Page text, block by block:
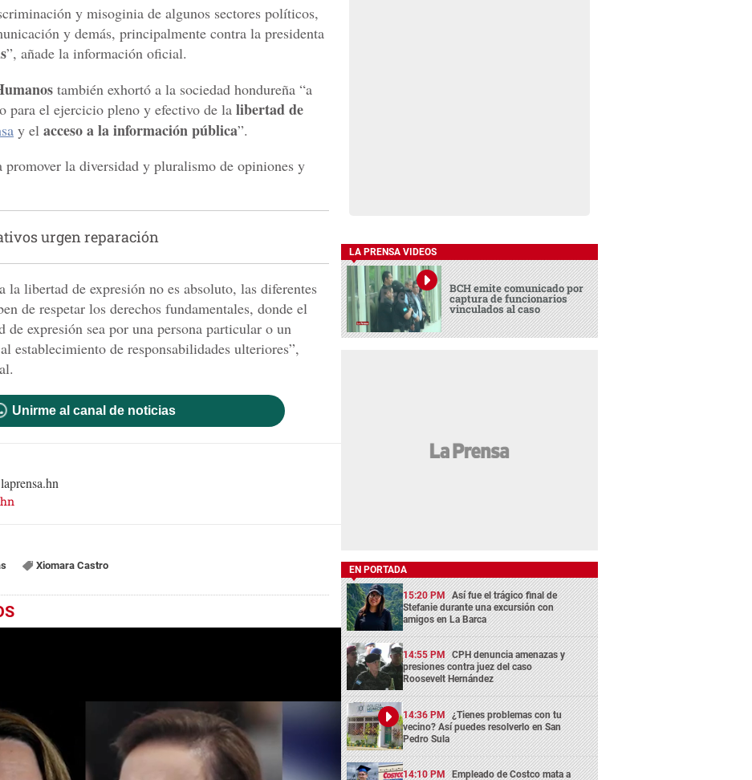
y misoginia de algunos sectores políticos,
y demás, principalmente contra la presidenta
”, añade la información oficial.
también exhortó a la sociedad hondureña “a
para el ejercicio pleno y efectivo de la libertad de
y el acceso a la información pública”.
promover la diversidad y pluralismo de opiniones y
urgen reparación
la libertad de expresión no es absoluto, las diferentes
de respetar los derechos fundamentales, donde el
expresión sea por una persona particular o un
establecimiento de responsabilidades ulteriores”,
Unirme al canal de noticias
Xiomara Castro
LA PRENSA VIDEOS
BCH emite comunicado por
captura de funcionarios
vinculados al caso
EN PORTADA
15:20 PM Así fue el trágico final de
Stefanie durante una excursión con
amigos en La Barca
14:55 PM CPH denuncia amenazas y
presiones contra juez del caso
Roosevelt Hernández
14:36 PM ¿Tienes problemas con tu
vecino? Así puedes resolverlo en San
Pedro Sula
14:10 PM Empleado de Costco mata a